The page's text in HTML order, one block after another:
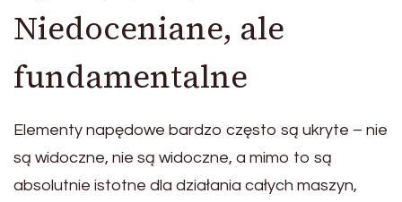
Niedoceniane, ale
fundamentalne
Elementy napędowe bardzo często są ukryte – nie
są widoczne, nie są widoczne, a mimo to są
absolutnie istotne dla działania całych maszyn,